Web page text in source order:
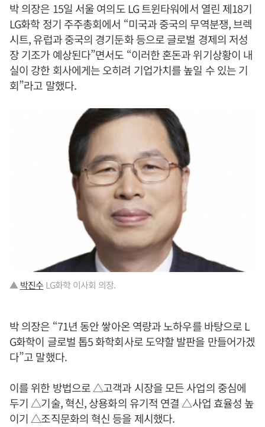
박 의장은 15일 서울 여의도 LG 트윈타워에서 열린 제18기
LG화학 정기 주주총회에서 “미국과 중국의 무역분쟁, 브렉
시트, 유럽과 중국의 경기둔화 등으로 글로벌 경제의 저성
장 기조가 예상된다”면서도 “이러한 혼돈과 위기상황이 내
실이 강한 회사에게는 오히려 기업가치를 높일 수 있는 기
회”라고 말했다.
▲박진수 LG화학 이사회 의장.
박 의장은 “71년 동안 쌓아온 역량과 노하우를 바탕으로 L
G화학이 글로벌 톱5 화학회사로 도약할 발판을 만들어가겠
다”고 말했다.
이를 위한 방법으로 △고객과 시장을 모든 사업의 중심에
두기 △기술, 혁신, 상용화의 유기적 연결 △사업 효율성 높
이기 △조직문화의 혁신 등을 제시했다.